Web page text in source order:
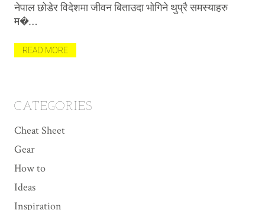
नेपाल छोडेर विदेशमा जीवन बिताउदा भोगिने थुप्रै समस्याहरु
म�…
READ MORE
CATEGORIES
Cheat Sheet
Gear
How to
Ideas
Inspiration